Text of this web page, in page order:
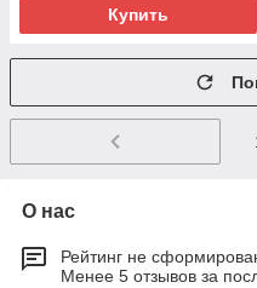
Купить
О нас
Рейтинг не
Менее 5 отзывов за